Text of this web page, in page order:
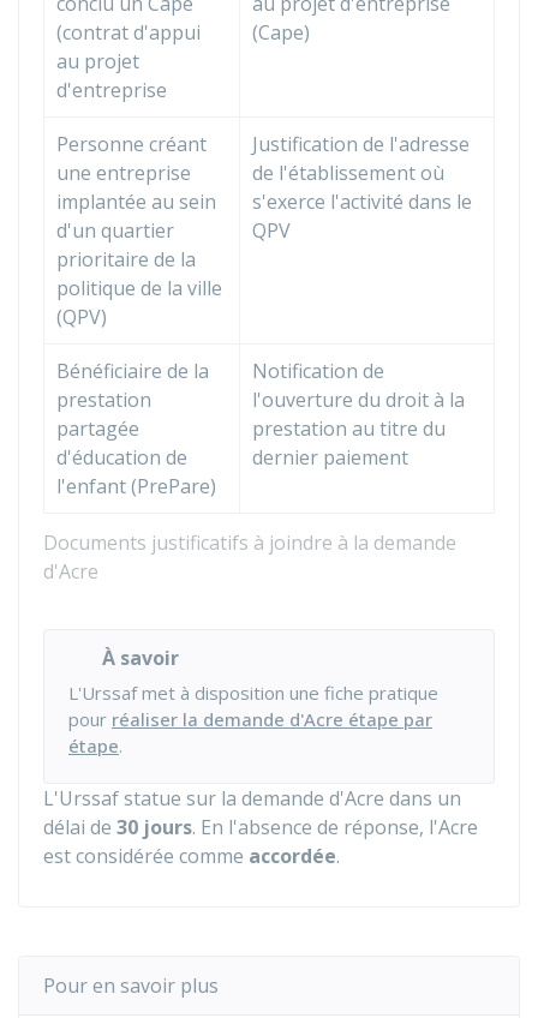
Documents justificatifs à joindre à la demande
d'Acre
(contrat d'appui
au projet
d'entreprise
(Cape)
Personne créant
une entreprise
implantée au sein
d'un quartier
prioritaire de la
politique de la ville
(QPV)
Justification de l'adresse
de l'établissement où
s'exerce l'activité dans le
QPV
Bénéficiaire de la
prestation
partagée
d'éducation de
l'enfant (PrePare)
Notification de
l'ouverture du droit à la
prestation au titre du
dernier paiement
À savoir
L'Urssaf met à disposition une fiche pratique
pour réaliser la demande d'Acre étape par
étape.
L'Urssaf statue sur la demande d'Acre dans un
délai de 30 jours. En l'absence de réponse, l'Acre
est considérée comme accordée.
Pour en savoir plus